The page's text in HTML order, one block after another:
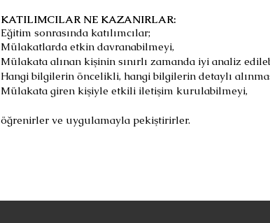
KATILIMCILAR NE KAZANIRLAR:
Eğitim sonrasında katılımcılar;
Mülakatlarda etkin davranabilmeyi,
Mülakata alınan kişinin sınırlı zamanda iyi analiz
Hangi bilgilerin öncelikli, hangi bilgilerin detaylı
Mülakata giren kişiyle etkili iletişim kurulabilmeyi,​
öğrenirler ve uygulamayla pekiştirirler.